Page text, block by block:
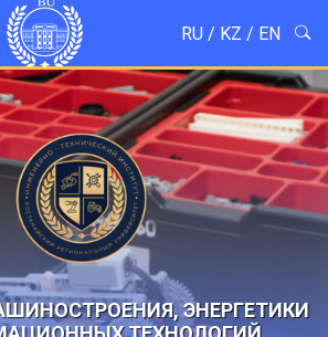
RU / KZ / EN
ЭНЕРГЕТИКИ